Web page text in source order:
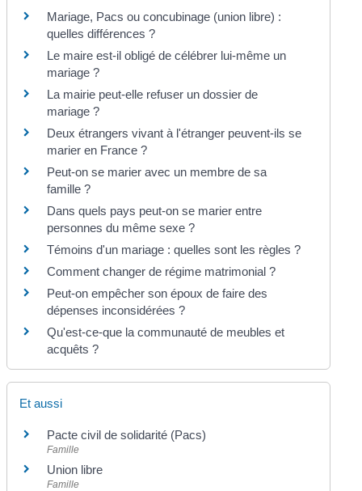
Mariage, Pacs ou concubinage (union libre) :
quelles différences ?
Le maire est-il obligé de célébrer lui-même un
mariage ?
La mairie peut-elle refuser un dossier de
mariage ?
Deux étrangers vivant à l'étranger peuvent-ils se
marier en France ?
Peut-on se marier avec un membre de sa
famille ?
Dans quels pays peut-on se marier entre
personnes du même sexe ?
Témoins d'un mariage : quelles sont les règles ?
Comment changer de régime matrimonial ?
Peut-on empêcher son époux de faire des
dépenses inconsidérées ?
Qu'est-ce-que la communauté de meubles et
acquêts ?
Et aussi
Pacte civil de solidarité (Pacs)
Famille
Union libre
Famille